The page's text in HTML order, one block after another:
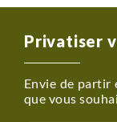
Privatiser
Envie de partir
que vous